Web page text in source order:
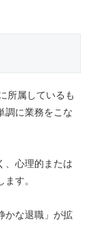
所属しているも
調に業務をこな
、心理的または
す。
かな退職」が拡